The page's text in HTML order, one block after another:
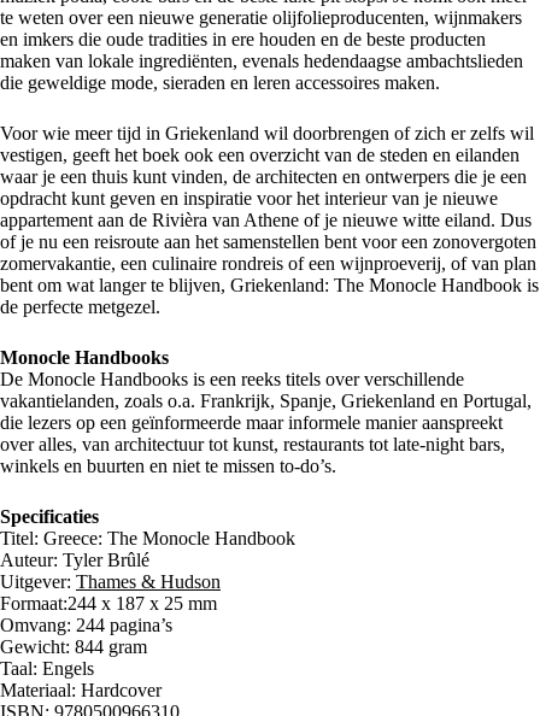
te weten over een nieuwe generatie olijfolieproducenten, wijnmakers
en imkers die oude tradities in ere houden en de beste producten
maken van lokale ingrediënten, evenals hedendaagse ambachtslieden
die geweldige mode, sieraden en leren accessoires maken.
Voor wie meer tijd in Griekenland wil doorbrengen of zich er zelfs wil
vestigen, geeft het boek ook een overzicht van de steden en eilanden
waar je een thuis kunt vinden, de architecten en ontwerpers die je een
opdracht kunt geven en inspiratie voor het interieur van je nieuwe
appartement aan de Rivièra van Athene of je nieuwe witte eiland. Dus
of je nu een reisroute aan het samenstellen bent voor een zonovergoten
zomervakantie, een culinaire rondreis of een wijnproeverij, of van plan
bent om wat langer te blijven, Griekenland: The Monocle Handbook is
de perfecte metgezel.
Monocle Handbooks
De Monocle Handbooks is een reeks titels over verschillende
vakantielanden, zoals o.a. Frankrijk, Spanje, Griekenland en Portugal,
die lezers op een geïnformeerde maar informele manier aanspreekt
over alles, van architectuur tot kunst, restaurants tot late-night bars,
winkels en buurten en niet te missen to-do’s.
Specificaties
Titel: Greece: The Monocle Handbook
Auteur: Tyler Brûlé
Uitgever: Thames & Hudson
Formaat:244 x 187 x 25 mm
Omvang: 244 pagina’s
Gewicht: 844 gram
Taal: Engels
Materiaal: Hardcover
ISBN: 9780500966310